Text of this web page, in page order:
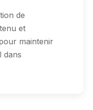
de
et
maintenir
dans